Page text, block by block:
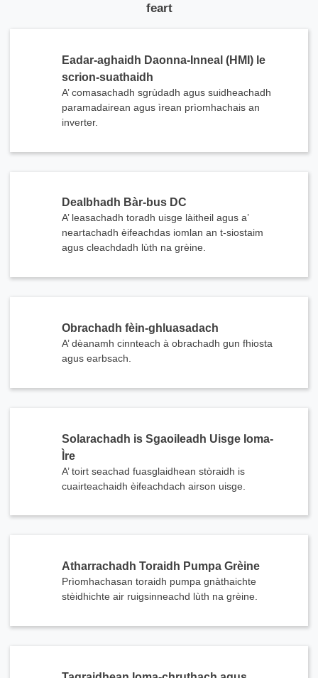
feart
Eadar-aghaidh Daonna-Inneal (HMI) le
scrion-suathaidh
A’ comasachadh sgrùdadh agus suidheachadh
paramadairean agus ìrean prìomhachais an
inverter.
Dealbhadh Bàr-bus DC
A’ leasachadh toradh uisge làitheil agus a’
neartachadh èifeachdas iomlan an t-siostaim
agus cleachdadh lùth na grèine.
Obrachadh fèin-ghluasadach
A’ dèanamh cinnteach à obrachadh gun fhiosta
agus earbsach.
Solarachadh is Sgaoileadh Uisge Ioma-
Ìre
A’ toirt seachad fuasglaidhean stòraidh is
cuairteachaidh èifeachdach airson uisge.
Atharrachadh Toraidh Pumpa Grèine
Prìomhachasan toraidh pumpa gnàthaichte
stèidhichte air ruigsinneachd lùth na grèine.
Tha sinn an seo gus do cheistean a fhreagairt agus na fuasglaidhean lùtha a thoirt